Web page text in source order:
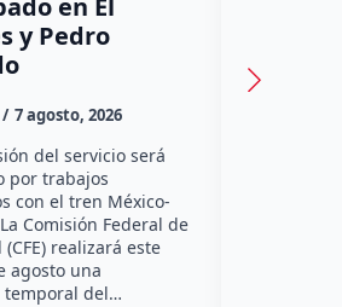
en El
y Pedro
7 agosto, 2026
del servicio será
por trabajos
con el tren México-
Comisión Federal de
realizará este
agosto una
temporal del…
Habitantes